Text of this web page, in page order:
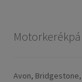
Avon,